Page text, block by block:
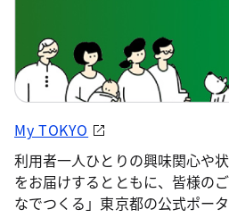
My TOKYO
利用者一人ひとりの興味関心や
をお届けするとともに、皆様の
なでつくる」東京都の公式ポータ